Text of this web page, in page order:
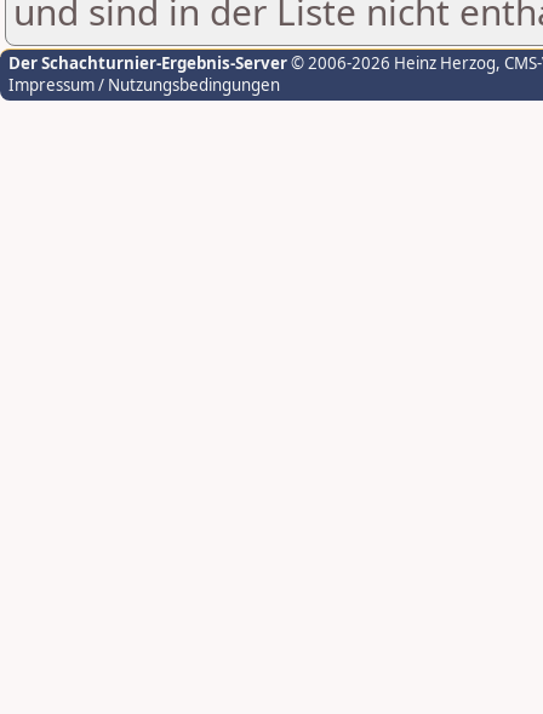
und sind in der Liste nicht
Der Schachturnier-Ergebnis-Server© 2006-2026 Heinz Herzog,
Impressum / Nutzungsbedingungen